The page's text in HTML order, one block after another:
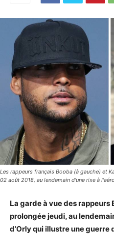
Les rappeurs français Booba (à gauche) et
02 août 2018, au lendemain d'une rixe à
La garde à vue des rappeurs
prolongée jeudi, au
d’Orly qui illustre une guerre